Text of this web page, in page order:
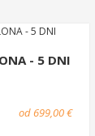
- 5 DNI
od 699,00 €